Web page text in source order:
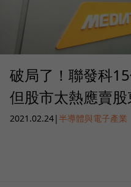
破局了！聯發科
但股市太熱應賣
2021.02.24|半導體與電子產業